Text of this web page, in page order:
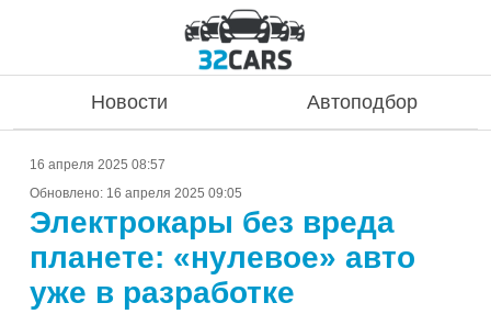
Новости Автоподбор
16 апреля 2025 08:57
Обновлено: 16 апреля 2025 09:05
Электрокары без вреда
планете: «нулевое» авто
уже в разработке